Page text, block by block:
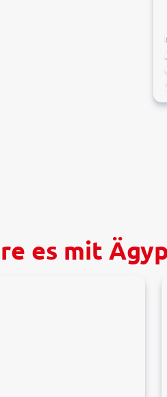
es mit